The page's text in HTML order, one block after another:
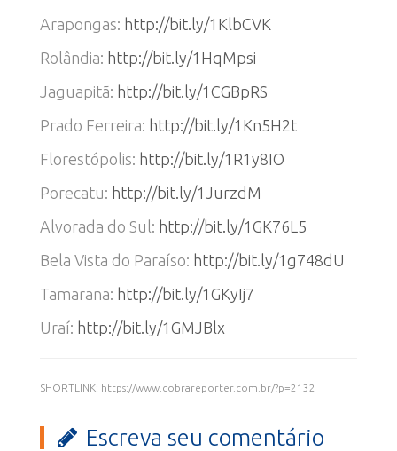
Arapongas: http://bit.ly/1KlbCVK
Rolândia: http://bit.ly/1HqMpsi
Jaguapitã: http://bit.ly/1CGBpRS
Prado Ferreira: http://bit.ly/1Kn5H2t
Florestópolis: http://bit.ly/1R1y8IO
Porecatu: http://bit.ly/1JurzdM
Alvorada do Sul: http://bit.ly/1GK76L5
Bela Vista do Paraíso: http://bit.ly/1g748dU
Tamarana: http://bit.ly/1GKyIj7
Uraí: http://bit.ly/1GMJBlx
SHORTLINK: https://www.cobrareporter.com.br/?p=2132
Escreva seu comentário